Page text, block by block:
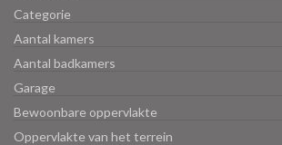
Categorie
Aantal kamers
Aantal badkamers
Garage
Bewoonbare oppervlakte
Oppervlakte van het terrein